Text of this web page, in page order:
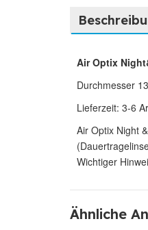
Air Optix
Durchmesser
Lieferzeit: 3-6
Air Optix Night
Wichtiger
Ähnliche